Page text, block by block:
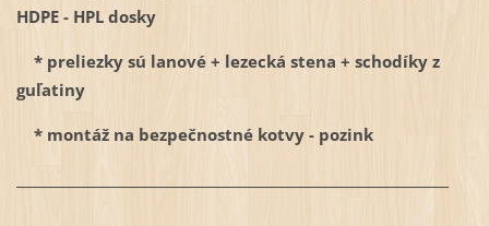
HDPE - HPL dosky
* preliezky sú lanové + lezecká stena + schodíky z
guľatiny
* montáž na bezpečnostné kotvy - pozink